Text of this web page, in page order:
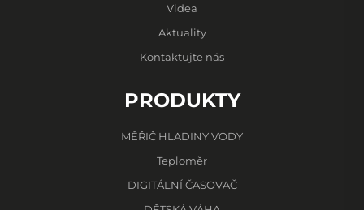
Videa
Aktuality
Kontaktujte nás
PRODUKTY
MĚŘIČ HLADINY VODY
Teploměr
DIGITÁLNÍ ČASOVAČ